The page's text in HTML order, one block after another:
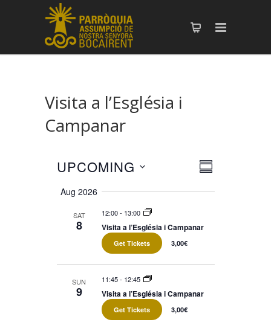
Visita a l’Església i
Campanar
Views
Navigation
Event
SUMMARY
UPCOMING
date.
Aug 2026
SAT
8
12:00- 13:00
Visita a l’Església i Campanar
Get Tickets 3,00€
SUN
9
11:45- 12:45
Visita a l’Església i Campanar
Get Tickets 3,00€